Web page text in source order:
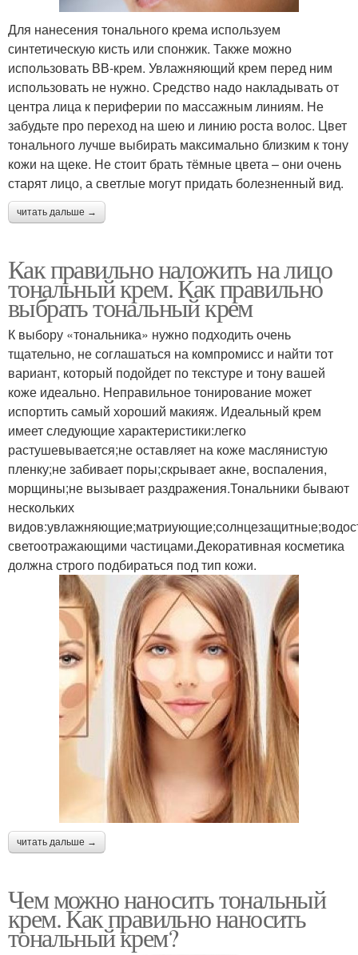
Для нанесения тонального крема используем
синтетическую кисть или спонжик. Также можно
использовать ВВ-крем. Увлажняющий крем перед ним
использовать не нужно. Средство надо накладывать от
центра лица к периферии по массажным линиям. Не
забудьте про переход на шею и линию роста волос. Цвет
тонального лучше выбирать максимально близким к тону
кожи на щеке. Не стоит брать тёмные цвета – они очень
старят лицо, а светлые могут придать болезненный вид.
читать дальше →
Как правильно наложить на лицо
тональный крем. Как правильно
выбрать тональный крем
К выбору «тональника» нужно подходить очень
тщательно, не соглашаться на компромисс и найти тот
вариант, который подойдет по текстуре и тону вашей
коже идеально. Неправильное тонирование может
испортить самый хороший макияж. Идеальный крем
имеет следующие характеристики:легко
растушевывается;не оставляет на коже маслянистую
пленку;не забивает поры;скрывает акне, воспаления,
морщины;не вызывает раздражения.Тональники бывают
нескольких
светоотражающими частицами.Декоративная косметика
должна строго подбираться под тип кожи.
читать дальше →
Чем можно наносить тональный
крем. Как правильно наносить
тональный крем?